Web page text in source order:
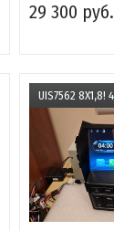
29 300 руб.
UIS7562 8X1,8!